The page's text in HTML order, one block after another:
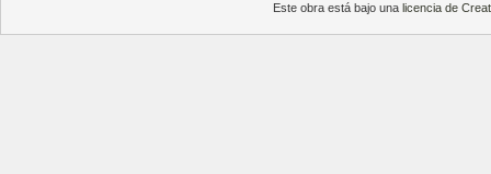
Este obra está bajo unalicencia de